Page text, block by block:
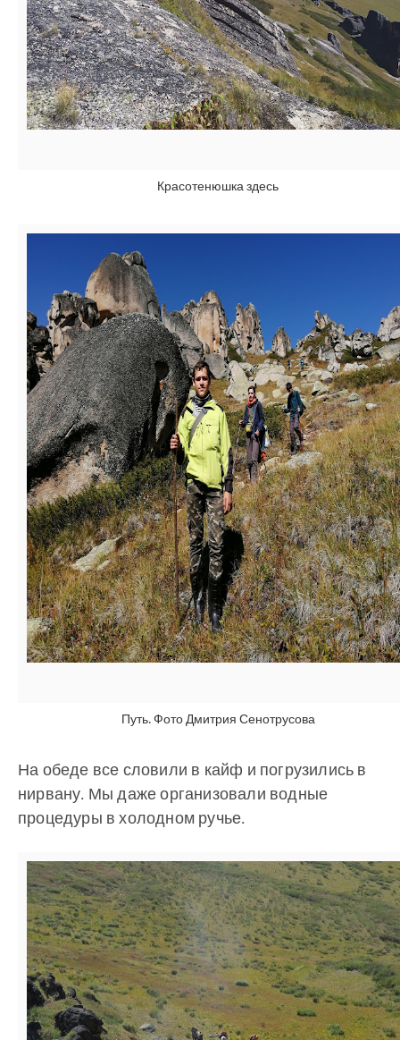
Красотенюшка здесь
Путь. Фото Дмитрия Сенотрусова
На обеде все словили в кайф и погрузились в
нирвану. Мы даже организовали водные
процедуры в холодном ручье.